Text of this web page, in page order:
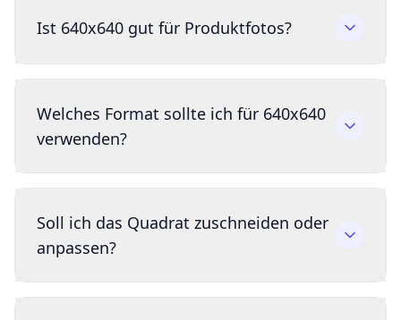
Ist 640x640 gut für Produktfotos?
Welches Format sollte ich für 640x640
verwenden?
Soll ich das Quadrat zuschneiden oder
anpassen?